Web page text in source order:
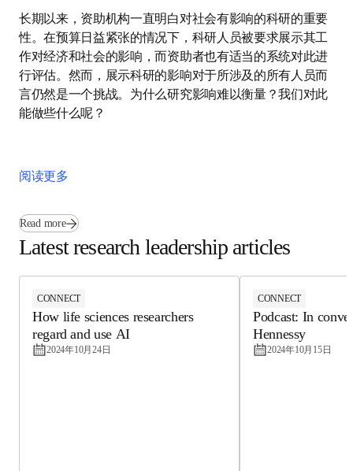
长期以来，资助机构一直明白对社会有影响的科研的重要
性。在预算日益紧张的情况下，科研人员被要求展示其工
作对经济和社会的影响，而资助者也有适当的系统对此进
行评估。然而，展示科研的影响对于所涉及的所有人员而
言仍然是一个挑战。为什么研究影响难以衡量？我们对此
能做些什么呢？
阅读更多
Read more
Latest research leadership articles
CONNECT
How life sciences researchers
regard and use AI
2024年10月24日
CONNECT
Podcast: In
Hennessy
2024年10月15日